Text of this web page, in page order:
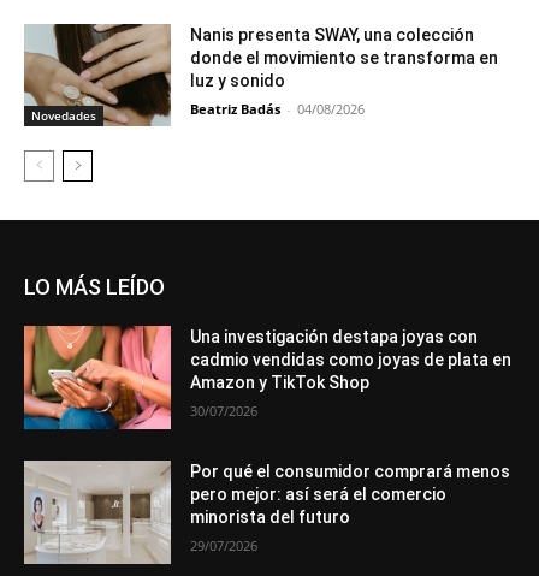
Novedades
Nanis presenta SWAY, una colección
donde el movimiento se transforma en
luz y sonido
Beatriz Badás - 04/08/2026
LO MÁS LEÍDO
Una investigación destapa joyas con
cadmio vendidas como joyas de plata en
Amazon y TikTok Shop
30/07/2026
Por qué el consumidor comprará menos
pero mejor: así será el comercio
minorista del futuro
29/07/2026